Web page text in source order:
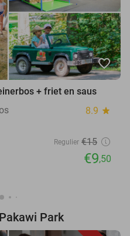
favorite_border
+ friet en saus
8.9 star
Regulier €15
€9,50
Park